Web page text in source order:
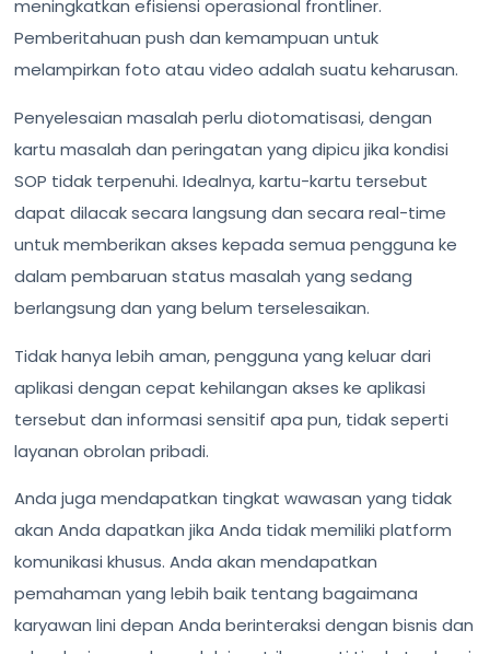
meningkatkan efisiensi operasional frontliner.
Pemberitahuan push dan kemampuan untuk
melampirkan foto atau video adalah suatu keharusan.
Penyelesaian masalah perlu diotomatisasi, dengan
kartu masalah dan peringatan yang dipicu jika kondisi
SOP tidak terpenuhi. Idealnya, kartu-kartu tersebut
dapat dilacak secara langsung dan secara real-time
untuk memberikan akses kepada semua pengguna ke
dalam pembaruan status masalah yang sedang
berlangsung dan yang belum terselesaikan.
Tidak hanya lebih aman, pengguna yang keluar dari
aplikasi dengan cepat kehilangan akses ke aplikasi
tersebut dan informasi sensitif apa pun, tidak seperti
layanan obrolan pribadi.
Anda juga mendapatkan tingkat wawasan yang tidak
akan Anda dapatkan jika Anda tidak memiliki platform
komunikasi khusus. Anda akan mendapatkan
pemahaman yang lebih baik tentang bagaimana
karyawan lini depan Anda berinteraksi dengan bisnis dan